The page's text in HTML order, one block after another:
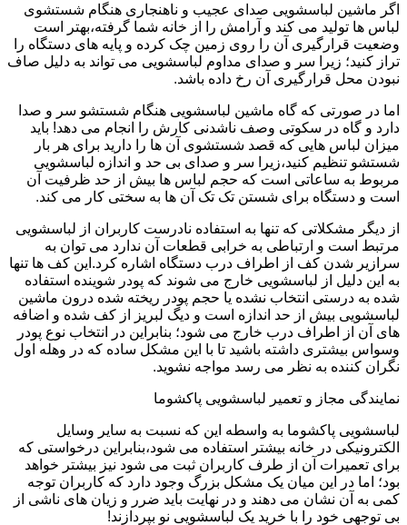
اگر ماشین لباسشویی صدای عجیب و ناهنجاری هنگام شستشوی
لباس ها تولید می کند و آرامش را از خانه شما گرفته،بهتر است
وضعیت قرارگیری آن را روی زمین چک کرده و پایه های دستگاه را
تراز کنید؛ زیرا سر و صدای مداوم لباسشویی می تواند به دلیل صاف
نبودن محل قرارگیری آن رخ داده باشد.
اما در صورتی که گاه ماشین لباسشویی هنگام شستشو سر و صدا
دارد و گاه در سکوتی وصف ناشدنی کارش را انجام می دهد! باید
میزان لباس هایی که قصد شستشوی آن ها را دارید برای هر بار
شستشو تنظیم کنید،زیرا سر و صدای بی حد و اندازه لباسشویی
مربوط به ساعاتی است که حجم لباس ها بیش از حد ظرفیت آن
است و دستگاه برای شستن تک تک آن ها به سختی کار می کند.
از دیگر مشکلاتی که تنها به استفاده نادرست کاربران از لباسشویی
مرتبط است و ارتباطی به خرابی قطعات آن ندارد می توان به
سرازیر شدن کف از اطراف درب دستگاه اشاره کرد.این کف ها تنها
به این دلیل از لباسشویی خارج می شوند که پودر شوینده استفاده
شده به درستی انتخاب نشده یا حجم پودر ریخته شده درون ماشین
لباسشویی بیش از حد اندازه است و دیگ لبریز از کف شده و اضافه
های آن از اطراف درب خارج می شود؛ بنابراین در انتخاب نوع پودر
وسواس بیشتری داشته باشید تا با این مشکل ساده که در وهله اول
نگران کننده به نظر می رسد مواجه نشوید.
نمایندگی مجاز و تعمیر لباسشویی پاکشوما
لباسشویی پاکشوما به واسطه این که نسبت به سایر وسایل
الکترونیکی در خانه بیشتر استفاده می شود،بنابراین درخواستی که
برای تعمیرات آن از طرف کاربران ثبت می شود نیز بیشتر خواهد
بود؛ اما در این میان یک مشکل بزرگ وجود دارد که کاربران توجه
کمی به آن نشان می دهند و در نهایت باید ضرر و زیان های ناشی از
بی توجهی خود را با خرید یک لباسشویی نو بپردازند!